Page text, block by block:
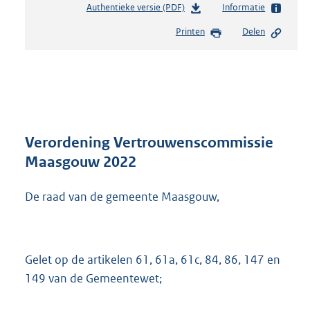
Authentieke versie (PDF)b
s
r
t
5
Informatie
Printen Delen
Verordening Vertrouwenscommissie
Maasgouw 2022
De raad van de gemeente Maasgouw,
Gelet op de artikelen 61, 61a, 61c, 84, 86, 147 en
149 van de Gemeentewet;